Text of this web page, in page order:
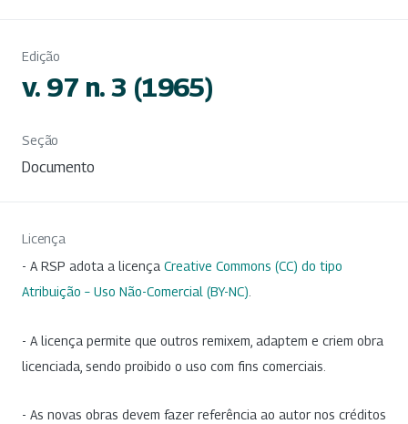
Edição
v. 97 n. 3 (1965)
Seção
Documento
Licença
- A RSP adota a licença Creative Commons (CC) do tipo
Atribuição – Uso Não-Comercial (BY-NC)
- A licença permite que outros remixem, adaptem e criem obra
licenciada, sendo proibido o uso com fins comerciais.
- As novas obras devem fazer referência ao autor nos créditos